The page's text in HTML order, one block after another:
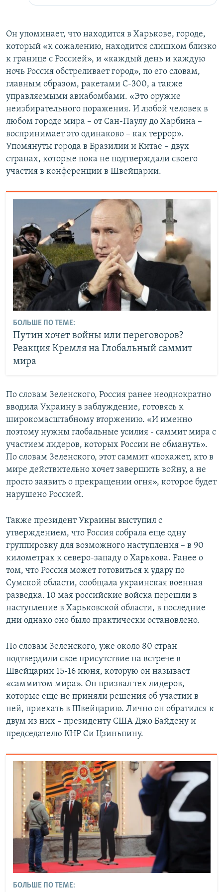
Он упоминает, что находится в Харькове, городе,
который «к сожалению, находится слишком близко
к границе с Россией», и «каждый день и каждую
ночь Россия обстреливает город», по его словам,
главным образом, ракетами С-300, а также
управляемыми авиабомбами. «Это оружие
неизбирательного поражения. И любой человек в
любом городе мира – от Сан-Паулу до Харбина –
воспринимает это одинаково – как террор».
Упомянуты города в Бразилии и Китае – двух
странах, которые пока не подтверждали своего
участия в конференции в Швейцарии.
БОЛЬШЕ ПО ТЕМЕ:
Путин хочет войны или переговоров?
Реакция Кремля на Глобальный саммит
мира
По словам Зеленского, Россия ранее неоднократно
вводила Украину в заблуждение, готовясь к
широкомасштабному вторжению. «И именно
поэтому нужны глобальные усилия - саммит мира с
участием лидеров, которых России не обмануть».
По словам Зеленского, этот саммит «покажет, кто в
мире действительно хочет завершить войну, а не
просто заявить о прекращении огня», которое будет
нарушено Россией.
Также президент Украины выступил с
утверждением, что Россия собрала еще одну
группировку для возможного наступления – в 90
километрах к северо-западу о Харькова. Ранее о
том, что Россия может готовиться к удару по
Сумской области, сообщала украинская военная
разведка. 10 мая российские войска перешли в
наступление в Харьковской области, в последние
дни однако оно было практически остановлено.
По словам Зеленского, уже около 80 стран
подтвердили свое присутствие на встрече в
Швейцарии 15-16 июня, которую он называет
«саммитом мира». Он призвал тех лидеров,
которые еще не приняли решения об участии в
ней, приехать в Швейцарию. Лично он обратился к
двум из них – президенту США Джо Байдену и
председателю КНР Си Цзиньпину.
БОЛЬШЕ ПО ТЕМЕ: